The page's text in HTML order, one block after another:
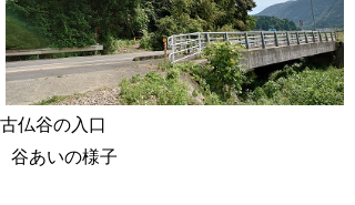
古仏谷の入口
谷あいの様子